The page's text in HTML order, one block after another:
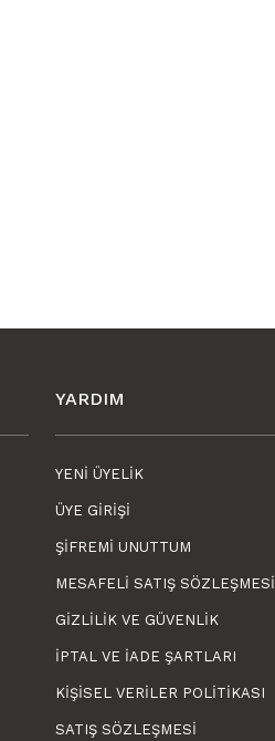
YARDIM
YENI ÜYELIK
ÜYE GIRIŞI
ŞIFREMI UNUTTUM
MESAFELI SATIŞ SÖZLEŞMESI
GIZLILIK VE GÜVENLIK
İPTAL VE İADE ŞARTLARI
KIŞISEL VERILER POLITIKASI
SATIŞ SÖZLEŞMESI